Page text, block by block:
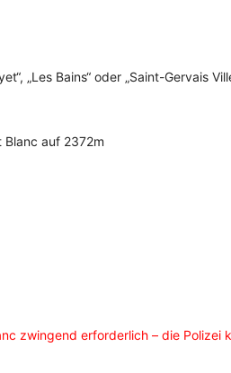
„Les Bains“ oder „Saint-Gervais
Blanc auf 2372m
zwingend erforderlich – die Polizei